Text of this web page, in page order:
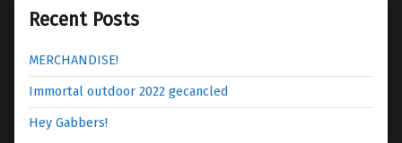
Recent Posts
MERCHANDISE!
Immortal outdoor 2022 gecancled
Hey Gabbers!